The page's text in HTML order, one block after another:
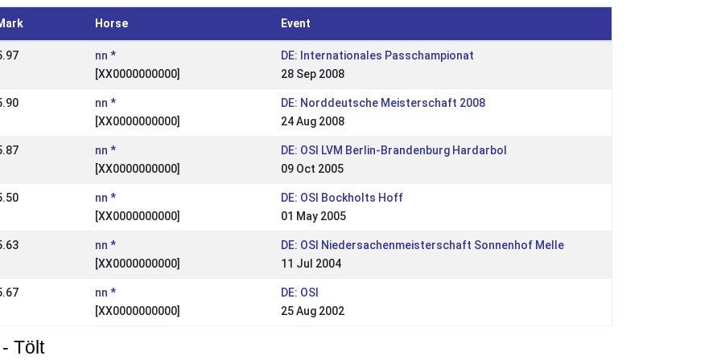
Horse Event
nn *
[XX0000000000]
DE: Internationales Passchampionat
28 Sep 2008
nn *
[XX0000000000]
DE: Norddeutsche Meisterschaft 2008
24 Aug 2008
nn *
[XX0000000000]
DE: OSI LVM Berlin-Brandenburg Hardarbol
09 Oct 2005
nn *
[XX0000000000]
DE: OSI Bockholts Hoff
01 May 2005
nn *
[XX0000000000]
DE: OSI Niedersachenmeisterschaft Sonnenhof Melle
11 Jul 2004
nn *
[XX0000000000]
DE: OSI
25 Aug 2002
Tölt